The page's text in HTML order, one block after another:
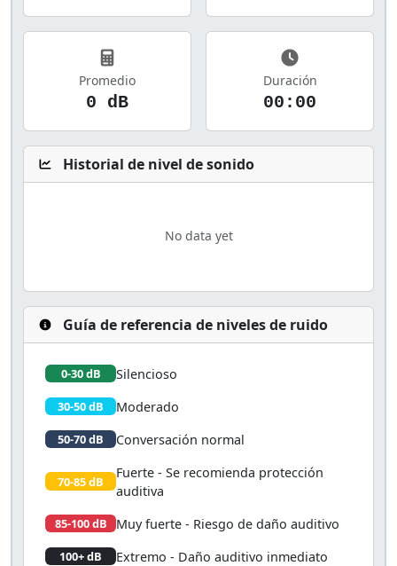
Promedio
0 dB
Duración
00:00
Historial de nivel de sonido
Guía de referencia de niveles de ruido
0-30 dB Silencioso
30-50 dB Moderado
50-70 dB Conversación normal
70-85 dB
Fuerte - Se recomienda protección
auditiva
85-100 dB Muy fuerte - Riesgo de daño auditivo
100+ dB Extremo - Daño auditivo inmediato